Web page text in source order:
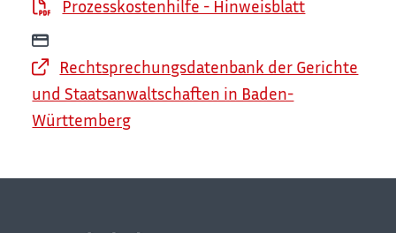
Prozesskostenhilfe - Hinweisblatt
Rechtsprechungsdatenbank der Gerichte
und Staatsanwaltschaften in Baden-
Württemberg